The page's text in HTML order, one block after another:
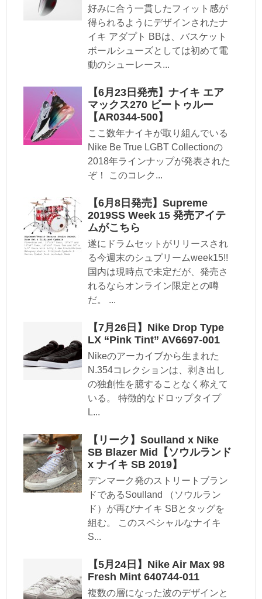
好みに合う一貫したフィット感が
得られるようにデザインされたナ
イキ アダプト BBは、バスケット
ボールシューズとしては初めて電
動のシューレース...
【6月23日発売】ナイキ エア
マックス270 ビートゥルー
【AR0344-500】
ここ数年ナイキが取り組んでいる
Nike Be True LGBT Collectionの
2018年ラインナップが発表された
ぞ！ このコレク...
【6月8日発売】Supreme
2019SS Week 15 発売アイテ
ムがこちら
遂にドラムセットがリリースされ
る今週末のシュプリームweek15!!
国内は現時点で未定だが、発売さ
れるならオンライン限定との噂
だ。 ...
【7月26日】Nike Drop Type
LX “Pink Tint” AV6697-001
Nikeのアーカイブから生まれた
N.354コレクションは、剥き出し
の独創性を臆することなく称えて
いる。 特徴的なドロップタイプ
L...
【リーク】Soulland x Nike
SB Blazer Mid【ソウルランド
x ナイキ SB 2019】
デンマーク発のストリートブラン
ドであるSoulland （ソウルラン
ド）が再びナイキ SBとタッグを
組む。 このスペシャルなナイキ
S...
【5月24日】Nike Air Max 98
Fresh Mint 640744-011
複数の層になった波のデザインと